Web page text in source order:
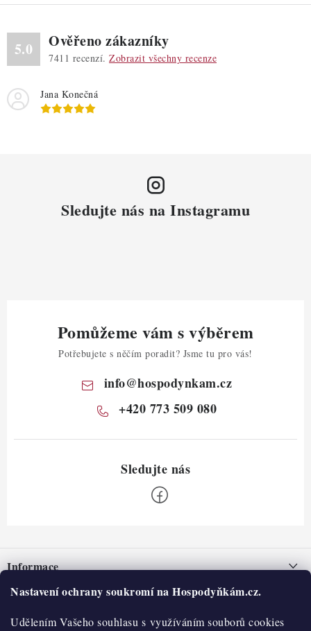
Nastavení ochrany soukromí na Hospodyňkám.cz.
Udělením Vašeho souhlasu s využíváním souborů cookies
v
ý
i
s
u
5.0 Ověřeno zákazníky
7411 recenzí. Zobrazit všechny recenze
Jana Konečná
Sledujte nás na Instagramu
Pomůžeme vám s výběrem
Potřebujete s něčím poradit? Jsme tu pro vás!
info@hospodynkam.cz
+420 773 509 080
pInformace
Nepřevzetí zásilky na dobírku
Obchodní podmínky
O nás
Historie